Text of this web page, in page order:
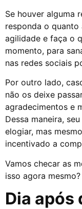
Se houver alguma
responda o
agilidade e faça o
momento, para
nas redes sociais
Por outro lado,
não os deixe
agradecimentos e
Dessa maneira,
elogiar, mas
incentivado a
Vamos checar as
isso agora mesmo?
Dia após